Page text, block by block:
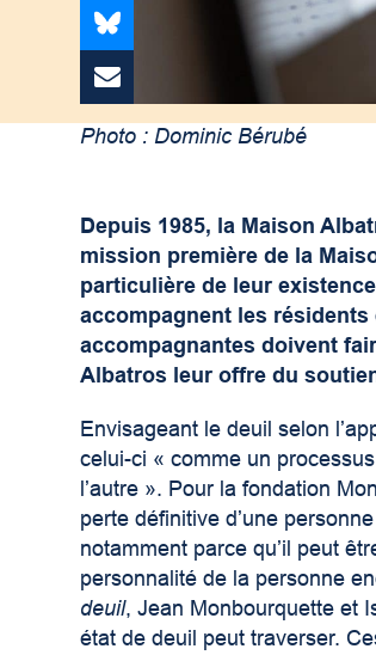
Photo : Dominic Bérubé
Depuis 1985, la Maison
mission première de la
particulière de leur
accompagnent les
accompagnantes doivent
Albatros leur offre du
Envisageant le deuil selon
celui-ci « comme un
l’autre ». Pour la fondation
perte définitive d’une
notamment parce qu’il peut
personnalité de la personne
deuil, Jean Monbourquette et
état de deuil peut traverser.